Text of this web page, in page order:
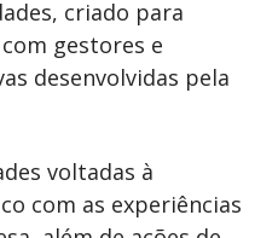
criado para
gestores e
desenvolvidas pela
voltadas à
com as experiências